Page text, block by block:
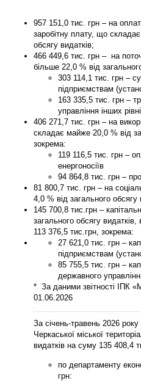
957 151,0 тис. грн – на
заробітну плату, що
обсягу видатків;
466 449,6 тис. грн – на
більше 22,0 % від
303 114,1 тис. грн –
підприємствам
163 335,5 тис. грн –
управління інших
406 271,7 тис. грн – на
складає майже 20,0 % від
зокрема:
119 116,5 тис. грн –
енергоносіїв
94 864,8 тис. грн –
81 800,7 тис. грн – на
4,0 % від загального обсягу
145 700,8 тис.грн –
загального обсягу
113 376,5 тис.грн, зокрема:
27 621,0 тис. грн –
підприємствам
85 755,5 тис. грн –
державного
* За даними звітності ІПК
01.06.2026
За січень-травень 2026
Черкаської міської
видатків на суму 135 408,4
по департаменту
грн: